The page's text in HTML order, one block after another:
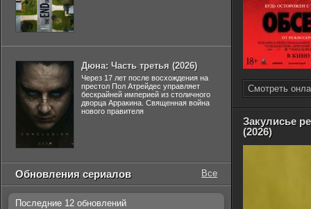
Смотреть
Закулисье
(2026)
Дюна: Часть третья (2026)
Через 17 лет после восхождения на
престол Пол Атрейдес управляет
бескрайней империей из столичного
дворца Арракина. Священная война
нового правителя
Обновления сериалов Все
Последние 12 обновлений